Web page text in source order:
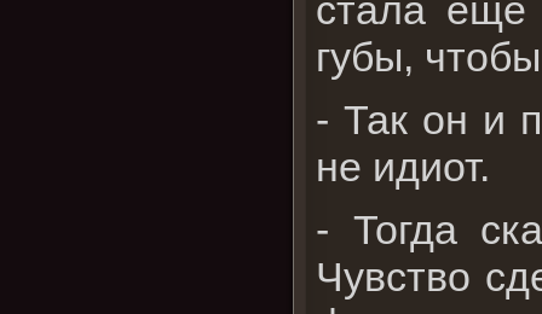
губы,
- Так он и
не идиот.
- Тогда
Чувство